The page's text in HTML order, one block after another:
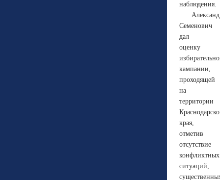
наблюдения.
Семенович
дал
оценку
кампании,
проходящей
на
территории
края,
отметив
отсутствие
конфликтных
ситуаций,